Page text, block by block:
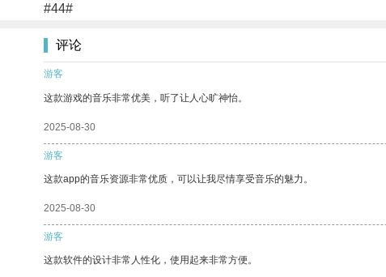
#44#
评论
游客
这款游戏的音乐非常优美，听了让人心旷神怡。
2025-08-30
游客
这款app的音乐资源非常优质，可以让我尽情享受音乐的魅力。
2025-08-30
游客
这款软件的设计非常人性化，使用起来非常方便。